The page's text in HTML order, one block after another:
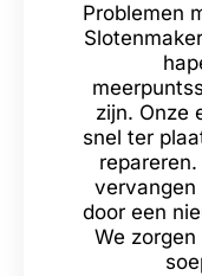
Problemen
zijn. Onze
snel ter
vervangen
door een
We